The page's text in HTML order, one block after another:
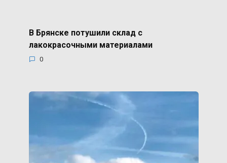
В Брянске потушили склад с
лакокрасочными материалами
0